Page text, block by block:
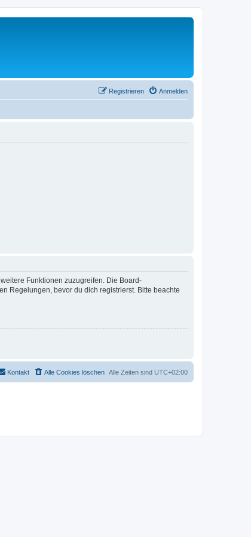
Anmelden
Registrieren
Funktionen zuzugreifen. Die Board-
Regelungen, bevor du dich registrierst. Bitte beachte
Alle Zeiten sind UTC+02:00
Alle Cookies löschen
Kontakt